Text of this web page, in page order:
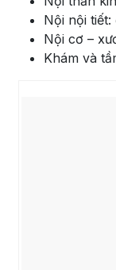
Nội nội
Nội cơ –
Khám và